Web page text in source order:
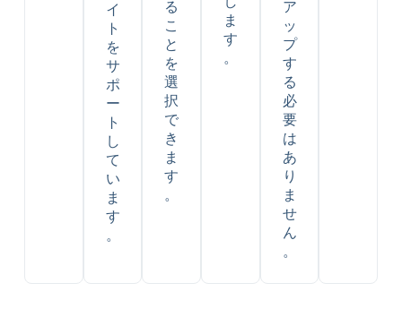
イ
ト
を
サ
ポ
ー
ト
し
て
い
ま
す
。
る
こ
と
を
選
択
で
き
ま
す
。
ま
す
。
ア
ッ
プ
す
る
必
要
は
あ
り
ま
せ
ん
。